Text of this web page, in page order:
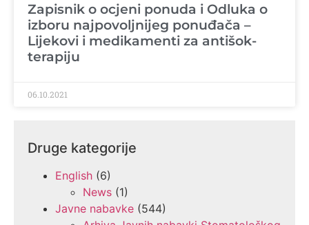
Zapisnik o ocjeni ponuda i Odluka o
izboru najpovoljnijeg ponuđača –
Lijekovi i medikamenti za antišok-
terapiju
06.10.2021
Druge kategorije
English (6)
News (1)
Javne nabavke (544)